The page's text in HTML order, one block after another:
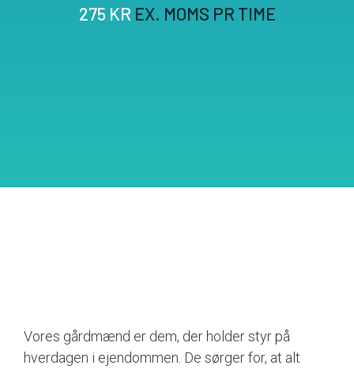
275 KR EX. MOMS PR TIME
Vores gårdmænd er dem, der holder styr på
hverdagen i ejendommen. De sørger for, at alt